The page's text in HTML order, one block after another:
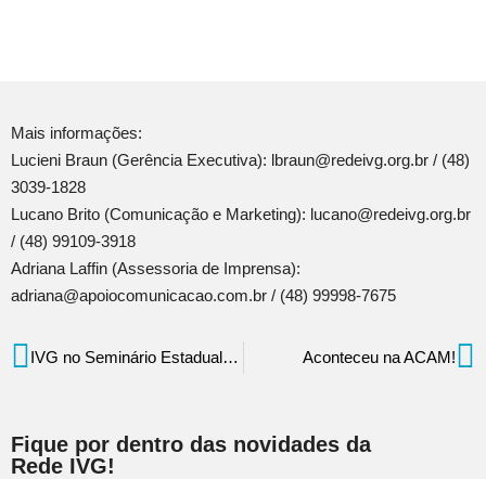
Mais informações:
Lucieni Braun (Gerência Executiva): lbraun@redeivg.org.br / (48)
3039-1828
Lucano Brito (Comunicação e Marketing): lucano@redeivg.org.br
/ (48) 99109-3918
Adriana Laffin (Assessoria de Imprensa):
adriana@apoiocomunicacao.com.br / (48) 99998-7675
IVG no Seminário Estadual sobre violência juvenil em SC Aconteceu na ACAM!
Fique por dentro das novidades da
Rede IVG!